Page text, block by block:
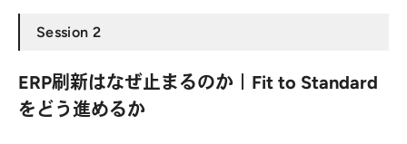
Session 2
ERP刷新はなぜ止まるのか｜Fit to Standard
をどう進めるか